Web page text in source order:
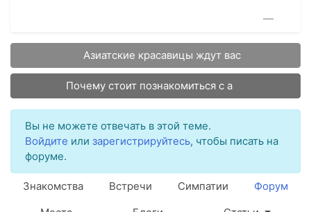
—
Азиатские красавицы ждут вас
Почему стоит познакомиться с а
Вы не можете отвечать в этой теме.
Войдите или зарегистрируйтесь, чтобы писать на
форуме.
Знакомства Встречи Симпатии
Форум